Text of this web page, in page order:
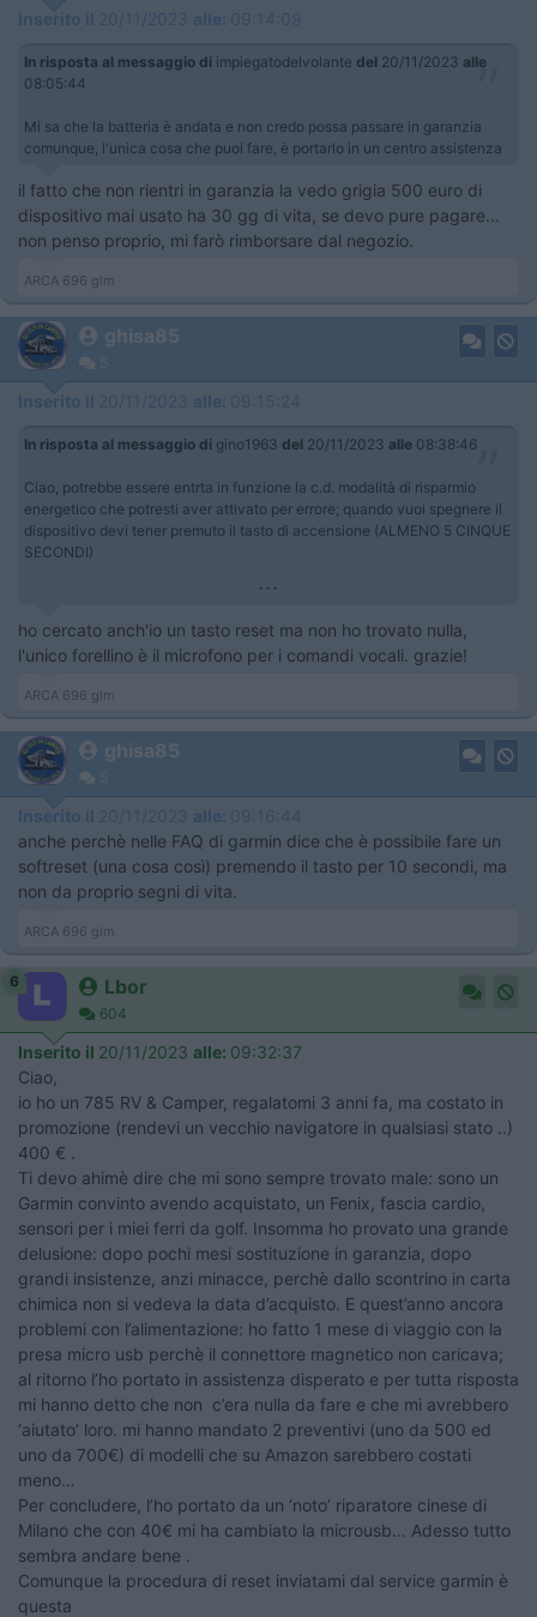
Inserito il 20/11/2023 alle: 09:14:09
In risposta al messaggio di impiegatodelvolante del 20/11/2023 alle
08:05:44
Mi sa che la batteria è andata e non credo possa passare in garanzia
comunque, l'unica cosa che puoi fare, è portarlo in un centro assistenza
il fatto che non rientri in garanzia la vedo grigia 500 euro di
dispositivo mai usato ha 30 gg di vita, se devo pure pagare...
non penso proprio, mi farò rimborsare dal negozio.
ARCA 696 glm
ghisa85
5
Inserito il 20/11/2023 alle: 09:15:24
In risposta al messaggio di gino1963 del 20/11/2023 alle 08:38:46
Ciao, potrebbe essere entrta in funzione la c.d. modalità di risparmio
energetico che potresti aver attivato per errore; quando vuoi spegnere il
dispositivo devi tener premuto il tasto di accensione (ALMENO 5 CINQUE
SECONDI)
...
ho cercato anch'io un tasto reset ma non ho trovato nulla,
l'unico forellino è il microfono per i comandi vocali. grazie!
ARCA 696 glm
ghisa85
5
Inserito il 20/11/2023 alle: 09:16:44
anche perchè nelle FAQ di garmin dice che è possibile fare un
softreset (una cosa così) premendo il tasto per 10 secondi, ma
non da proprio segni di vita.
ARCA 696 glm
6 Lbor
604
Inserito il 20/11/2023 alle: 09:32:37
Ciao,
io ho un 785 RV & Camper, regalatomi 3 anni fa, ma costato in
promozione (rendevi un vecchio navigatore in qualsiasi stato ..)
400 € .
Ti devo ahimè dire che mi sono sempre trovato male: sono un
Garmin convinto avendo acquistato, un Fenix, fascia cardio,
sensori per i miei ferri da golf. Insomma ho provato una grande
delusione: dopo pochi mesi sostituzione in garanzia, dopo
grandi insistenze, anzi minacce, perchè dallo scontrino in carta
chimica non si vedeva la data d’acquisto. E quest’anno ancora
problemi con l’alimentazione: ho fatto 1 mese di viaggio con la
presa micro usb perchè il connettore magnetico non caricava;
al ritorno l’ho portato in assistenza disperato e per tutta risposta
mi hanno detto che non c’era nulla da fare e che mi avrebbero
‘aiutato’ loro. mi hanno mandato 2 preventivi (uno da 500 ed
uno da 700€) di modelli che su Amazon sarebbero costati
meno…
Per concludere, l’ho portato da un ‘noto’ riparatore cinese di
Milano che con 40€ mi ha cambiato la microusb… Adesso tutto
sembra andare bene .
Comunque la procedura di reset inviatami dal service garmin è
questa